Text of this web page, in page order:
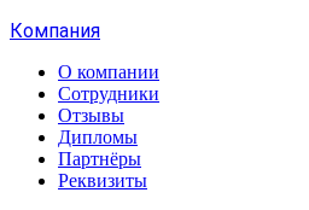
Компания
О компании
Сотрудники
Отзывы
Дипломы
Партнёры
Реквизиты